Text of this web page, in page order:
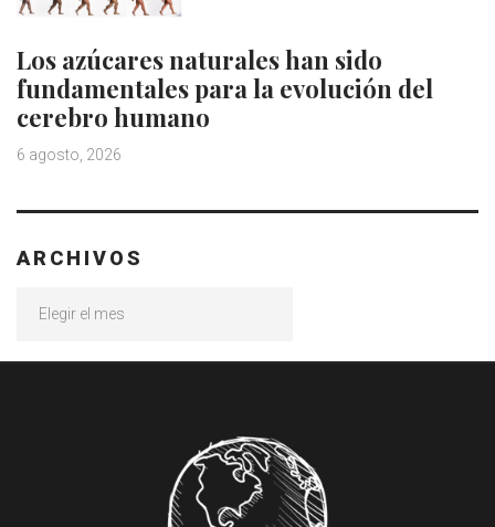
Los azúcares naturales han sido
fundamentales para la evolución del
cerebro humano
6 agosto, 2026
ARCHIVOS